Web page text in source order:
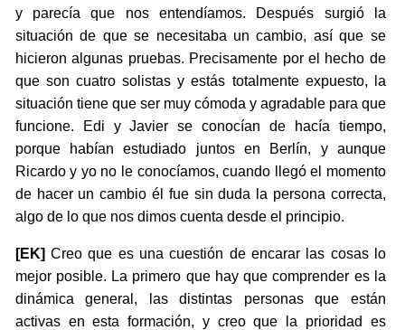
y parecía que nos entendíamos. Después surgió la
situación de que se necesitaba un cambio, así que se
hicieron algunas pruebas. Precisamente por el hecho de
que son cuatro solistas y estás totalmente expuesto, la
situación tiene que ser muy cómoda y agradable para que
funcione. Edi y Javier se conocían de hacía tiempo,
porque habían estudiado juntos en Berlín, y aunque
Ricardo y yo no le conocíamos, cuando llegó el momento
de hacer un cambio él fue sin duda la persona correcta,
algo de lo que nos dimos cuenta desde el principio.
[EK] Creo que es una cuestión de encarar las cosas lo
mejor posible. La primero que hay que comprender es la
dinámica general, las distintas personas que están
activas en esta formación, y creo que la prioridad es